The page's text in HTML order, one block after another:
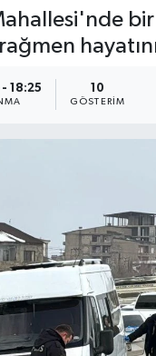
18:25 10
GÖSTERIM